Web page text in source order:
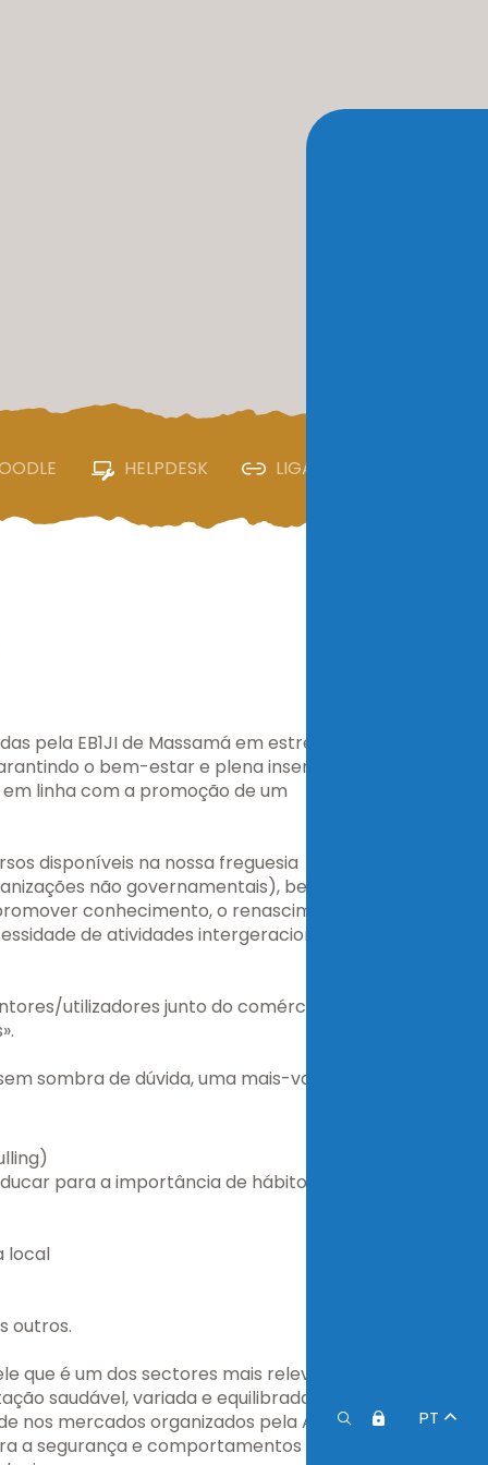
PT
HELPDESK LIGAÇÕES ÚTEIS
pela EB1JI de Massamá em estreita
o bem-estar e plena inserção
em linha com a promoção de um
disponíveis na nossa freguesia
não governamentais), bem
conhecimento, o renascimento
de atividades intergeracionais
utilizadores junto do comércio de
sombra de dúvida, uma mais-valia
para a importância de hábitos de
local
outros.
que é um dos sectores mais relevantes
saudável, variada e equilibrada.
nos mercados organizados pela APEE.
a segurança e comportamentos de